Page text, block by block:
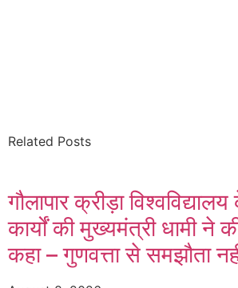
Related Posts
गौलापार क्रीड़ा विश्वविद्यालय
कार्यों की मुख्यमंत्री धामी ने
कहा – गुणवत्ता से समझौता